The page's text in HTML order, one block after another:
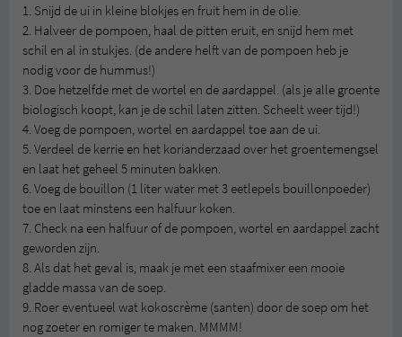
1. Snijd de ui in kleine blokjes en fruit hem in de olie.
2. Halveer de pompoen, haal de pitten eruit, en snijd hem met
schil en al in stukjes. (de andere helft van de pompoen heb je
nodig voor de hummus!)
3. Doe hetzelfde met de wortel en de aardappel. (als je alle groente
biologisch koopt, kan je de schil laten zitten. Scheelt weer tijd!)
4. Voeg de pompoen, wortel en aardappel toe aan de ui.
5. Verdeel de kerrie en het korianderzaad over het groentemengsel
en laat het geheel 5 minuten bakken.
6. Voeg de bouillon (1 liter water met 3 eetlepels bouillonpoeder)
toe en laat minstens een halfuur koken.
7. Check na een halfuur of de pompoen, wortel en aardappel zacht
geworden zijn.
8. Als dat het geval is, maak je met een staafmixer een mooie
gladde massa van de soep.
9. Roer eventueel wat kokoscrème (santen) door de soep om het
nog zoeter en romiger te maken. MMMM!